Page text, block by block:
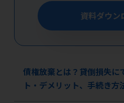
資料ダウン
債権放棄とは？貸倒損失に
ト・デメリット、手続き方